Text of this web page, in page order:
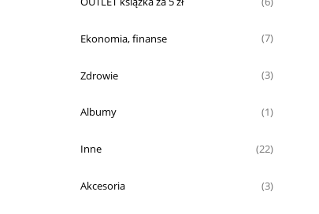
Ekonomia, finanse (7)
Zdrowie (3)
Albumy (1)
Inne (22)
Akcesoria (3)